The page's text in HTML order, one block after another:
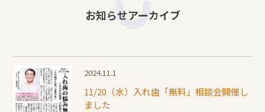
お知らせアーカイブ
2024.11.1
11/20（水）⼊れ⻭「無料」相談会開催し
ました